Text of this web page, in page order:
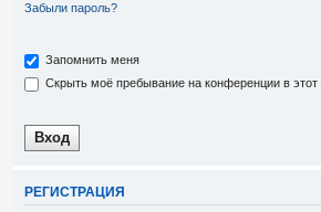
Забыли пароль?
Запомнить меня
Скрыть моё пребывание на конференции в этот
РЕГИСТРАЦИЯ